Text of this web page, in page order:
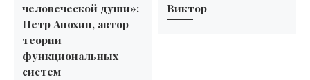
человеческой души»:
Петр Анохин, автор
теории
функциональных
систем
Виктор